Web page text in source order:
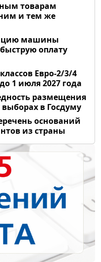
товарам
и тем же
машины
оплату
Евро-2/3/4
1 июля 2027 года
размещения
в Госдуму
оснований
из страны